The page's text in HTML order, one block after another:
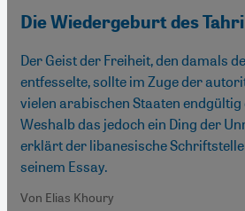
Die Wiedergeburt des
Der Geist der Freiheit, den damals
entfesselte, sollte im Zuge der
vielen arabischen Staaten
Weshalb das jedoch ein Ding der
erklärt der libanesische
seinem Essay.
Von Elias Khoury